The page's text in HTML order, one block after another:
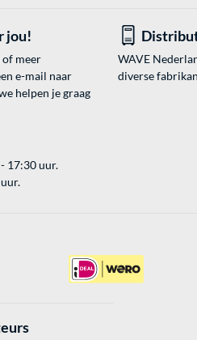
jou!
of meer
e-mail naar
helpen je graag
WAVE
diverse
17:30 uur.